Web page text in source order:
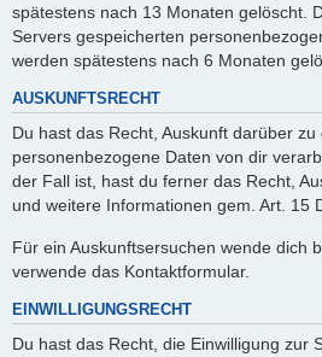
spätestens nach 13 Monaten gelöscht.
Servers gespeicherten
werden spätestens nach 6 Monaten
AUSKUNFTSRECHT
Du hast das Recht, Auskunft darüber
personenbezogene Daten von dir
der Fall ist, hast du ferner das Recht,
und weitere Informationen gem. Art. 15
Für ein Auskunftsersuchen wende dich
verwende das Kontaktformular.
EINWILLIGUNGSRECHT
Du hast das Recht, die Einwilligung zur